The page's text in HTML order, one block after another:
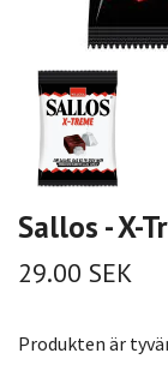
Sallos - X-
29.00 SEK
Produkten är